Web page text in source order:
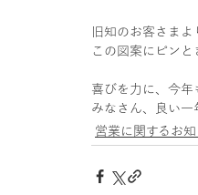
旧知のお客さま
この図案にピンと
喜びを力に、今年
みなさん、良い一
営業に関するお